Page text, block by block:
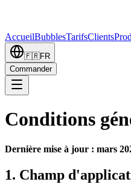
AccueilBubblesTarifsClients
🇫🇷FR
Commander
Conditions
Dernière mise à jour : mars
1. Champ